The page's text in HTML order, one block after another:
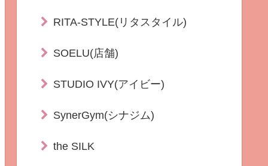
RITA-STYLE(リタスタイル)
SOELU(店舗)
STUDIO IVY(アイビー)
SynerGym(シナジム)
the SILK